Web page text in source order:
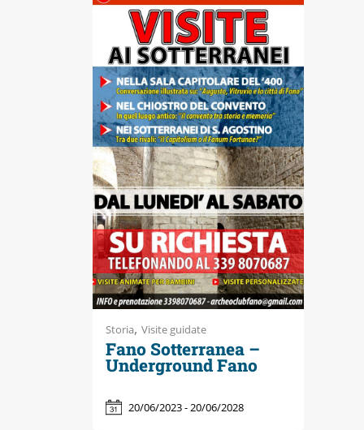
Accessibili
Storia, Visite guidate
Fano Sotterranea –
Underground Fano
20/06/2023 - 20/06/2028